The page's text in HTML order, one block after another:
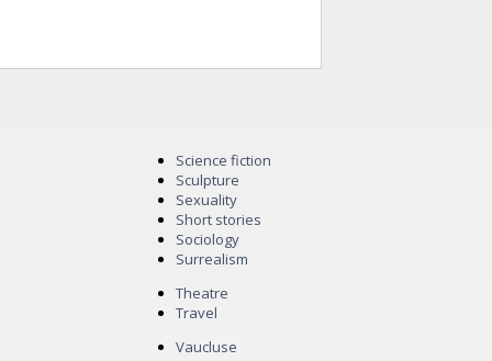
Science fiction
Sculpture
Sexuality
Short stories
Sociology
Surrealism
Theatre
Travel
Vaucluse